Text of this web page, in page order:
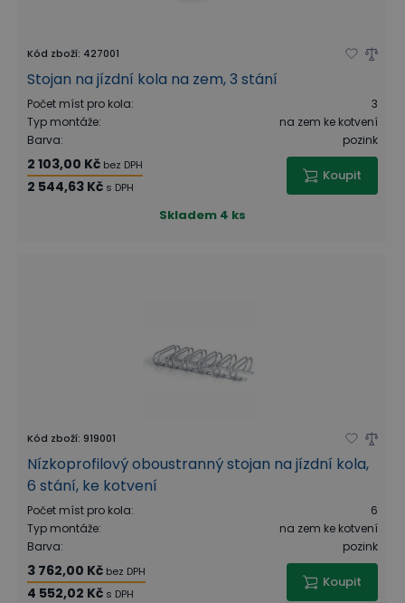
Kód zboží: 427001
Stojan na jízdní kola na zem, 3 stání
Počet míst pro kola:
3
Typ montáže:
na zem ke kotvení
Barva: pozink
2 103,00 Kč bez DPH
2 544,63 Kč s DPH
Koupit
Skladem 4 ks
Kód zboží: 919001
Nízkoprofilový oboustranný stojan na jízdní kola,
6 stání, ke kotvení
Počet míst pro kola:
6
Typ montáže:
na zem ke kotvení
Barva: pozink
3 762,00 Kč bez DPH
4 552,02 Kč s DPH
Koupit